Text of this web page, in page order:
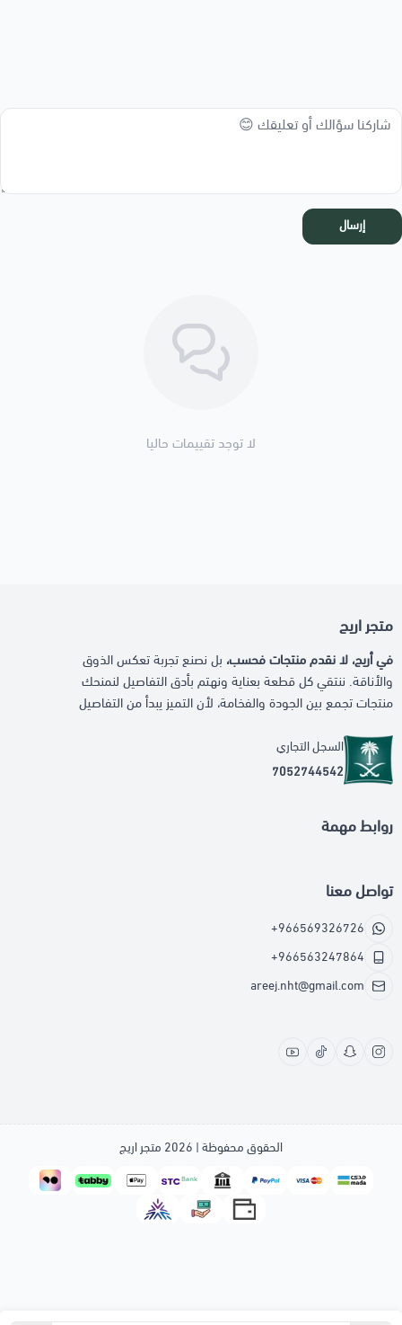
إرسال
لا توجد تقييمات حاليا
متجر اريج
في أريج، لا نقدم منتجات فحسب، بل نصنع تجربة تعكس الذوق
والأناقة. ننتقي كل قطعة بعناية ونهتم بأدق التفاصيل لنمنحك
منتجات تجمع بين الجودة والفخامة، لأن التميز يبدأ من التفاصيل
السجل التجاري
7052744542
روابط مهمة
تواصل معنا
+966569326726
+966563247864
areej.nht@gmail.com
الحقوق محفوظة | 2026 متجر اريج